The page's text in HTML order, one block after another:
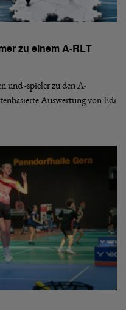
zu einem A-RLT
und -spieler zu den A-
Auswertung von Edi